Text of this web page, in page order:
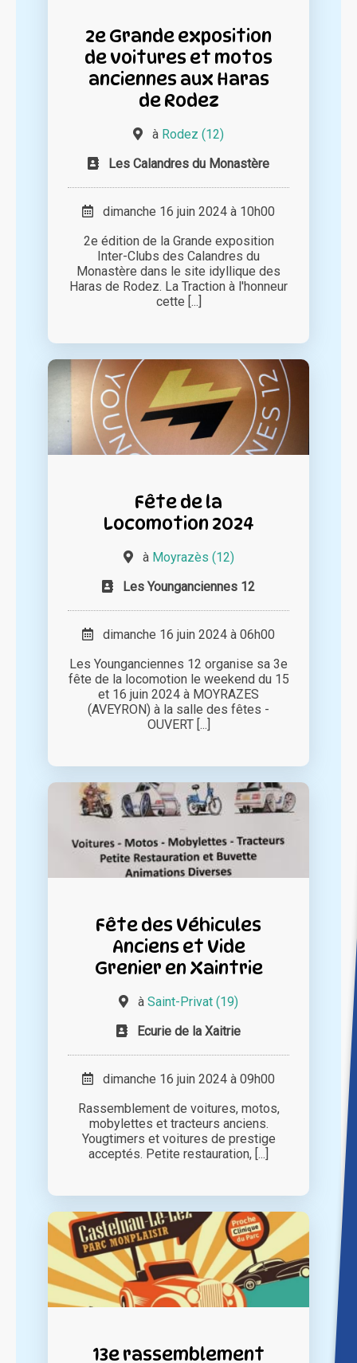
2e Grande exposition
de voitures et motos
anciennes aux Haras
de Rodez
à Rodez (12)
Les Calandres du Monastère
dimanche 16 juin 2024 à 10h00
2e édition de la Grande exposition
Inter-Clubs des Calandres du
Monastère dans le site idyllique des
Haras de Rodez. La Traction à l'honneur
cette [...]
Fête de la
Locomotion 2024
à Moyrazès (12)
Les Younganciennes 12
dimanche 16 juin 2024 à 06h00
Les Younganciennes 12 organise sa 3e
fête de la locomotion le weekend du 15
et 16 juin 2024 à MOYRAZES
(AVEYRON) à la salle des fêtes -
OUVERT [...]
Fête des Véhicules
Anciens et Vide
Grenier en Xaintrie
à Saint-Privat (19)
Ecurie de la Xaitrie
dimanche 16 juin 2024 à 09h00
Rassemblement de voitures, motos,
mobylettes et tracteurs anciens.
Yougtimers et voitures de prestige
acceptés. Petite restauration, [...]
13e rassemblement